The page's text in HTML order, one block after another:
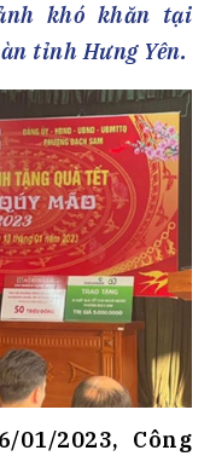
khó khăn tại
tỉnh Hưng Yên.
2023, Công